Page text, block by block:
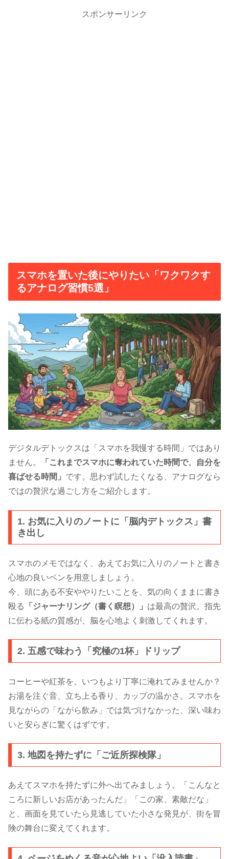
スポンサーリンク
スマホを置いた後にやりたい「ワクワクす
るアナログ習慣5選」
デジタルデトックスは「スマホを我慢する時間」ではあり
ません。
「これまでスマホに奪われていた時間で、自分を
喜ばせる時間」 です。思わず試したくなる、アナログなら
ではの贅沢な過ごし方をご紹介します。
1. お気に入りのノートに「脳内デトックス」書
き出し
スマホのメモではなく、あえてお気に入りのノートと書き
心地の良いペンを用意しましょう。
今、頭にある不安ややりたいことを、気の向くままに書き
殴る
「ジャーナリング（書く瞑想）」 は最高の贅沢。指先
に伝わる紙の質感が、脳を心地よく刺激してくれます。
2. 五感で味わう「究極の1杯」ドリップ
コーヒーや紅茶を、いつもより丁寧に淹れてみませんか？
お湯を注ぐ音、立ち上る香り、カップの温かさ。スマホを
見ながらの「ながら飲み」では気づけなかった、深い味わ
いと安らぎに驚くはずです。
3. 地図を持たずに「ご近所探検隊」
あえてスマホを持たずに外へ出てみましょう。「こんなと
ころに新しいお店があったんだ」「この家、素敵だな」
と、画面を見ていたら見逃していた小さな発見が、街を冒
険の舞台に変えてくれます。